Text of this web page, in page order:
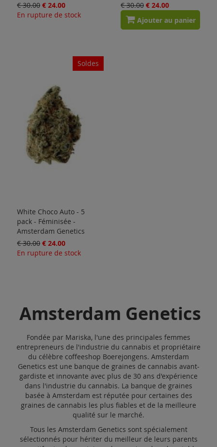
€ 30.00 € 24.00
En rupture de stock
€ 30.00 € 24.00
Ajouter au panier
Soldes
White Choco Auto - 5
pack - Féminisée -
Amsterdam Genetics
€ 30.00 € 24.00
En rupture de stock
Amsterdam Genetics
Fondée par Mariska, l'une des principales femmes
entrepreneurs de l'industrie du cannabis et propriétaire
du célèbre coffeeshop Boerejongens. Amsterdam
Genetics est une banque de graines de cannabis avant-
gardiste et innovante avec plus de 30 ans d'expérience
dans l'industrie du cannabis. La banque de graines
basée à Amsterdam est réputée pour certaines des
graines de cannabis les plus fiables et de la meilleure
qualité sur le marché.
Tous les Amsterdam Genetics sont spécialement
sélectionnés pour hériter du meilleur de leurs parents